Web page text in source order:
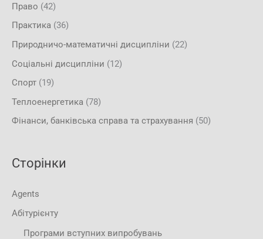
Право (42)
Практика (36)
Природничо-математичні дисципліни (22)
Соціальні дисципліни (12)
Спорт (19)
Теплоенергетика (78)
Фінанси, банківська справа та страхування (50)
Сторінки
Agents
Абітурієнту
Програми вступних випробувань